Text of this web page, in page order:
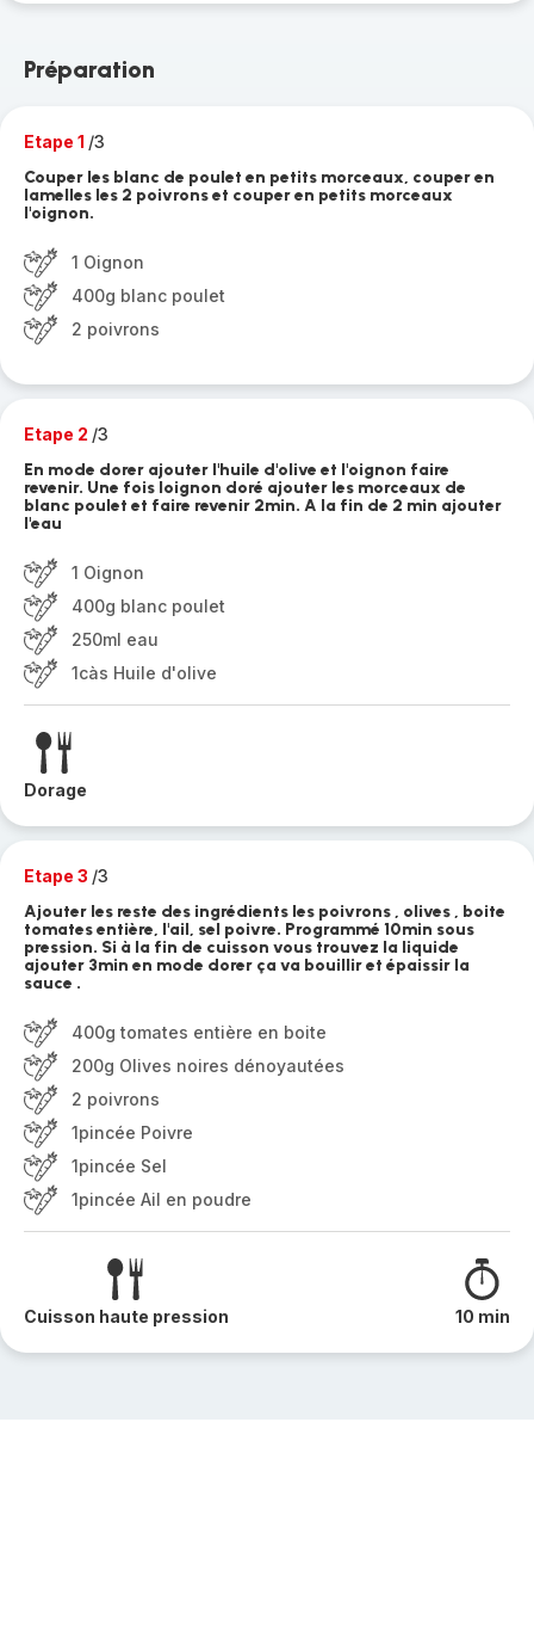
Préparation
Etape 1 /3
Couper les blanc de poulet en petits morceaux, couper en
lamelles les 2 poivrons et couper en petits morceaux
l'oignon.
1 Oignon
400g blanc poulet
2 poivrons
Etape 2 /3
En mode dorer ajouter l'huile d'olive et l'oignon faire
revenir. Une fois loignon doré ajouter les morceaux de
blanc poulet et faire revenir 2min. A la fin de 2 min ajouter
l'eau
1 Oignon
400g blanc poulet
250ml eau
1càs Huile d'olive
Dorage
Etape 3 /3
Ajouter les reste des ingrédients les poivrons , olives , boite
tomates entière, l'ail, sel poivre. Programmé 10min sous
pression. Si à la fin de cuisson vous trouvez la liquide
ajouter 3min en mode dorer ça va bouillir et épaissir la
sauce .
400g tomates entière en boite
200g Olives noires dénoyautées
2 poivrons
1pincée Poivre
1pincée Sel
1pincée Ail en poudre
Cuisson haute pression 10 min